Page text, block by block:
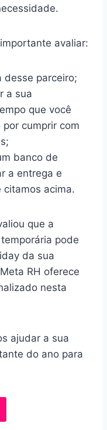
avaliar:
desse parceiro;
a sua
que você
cumprir com
banco de
a entrega e
citamos acima.
que a
pode
da sua
RH oferece
nesta
ajudar a sua
do ano para